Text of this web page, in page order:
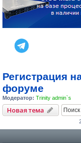
Регистрация
форуме
Модератор: Trinity admin`s
Новая тема